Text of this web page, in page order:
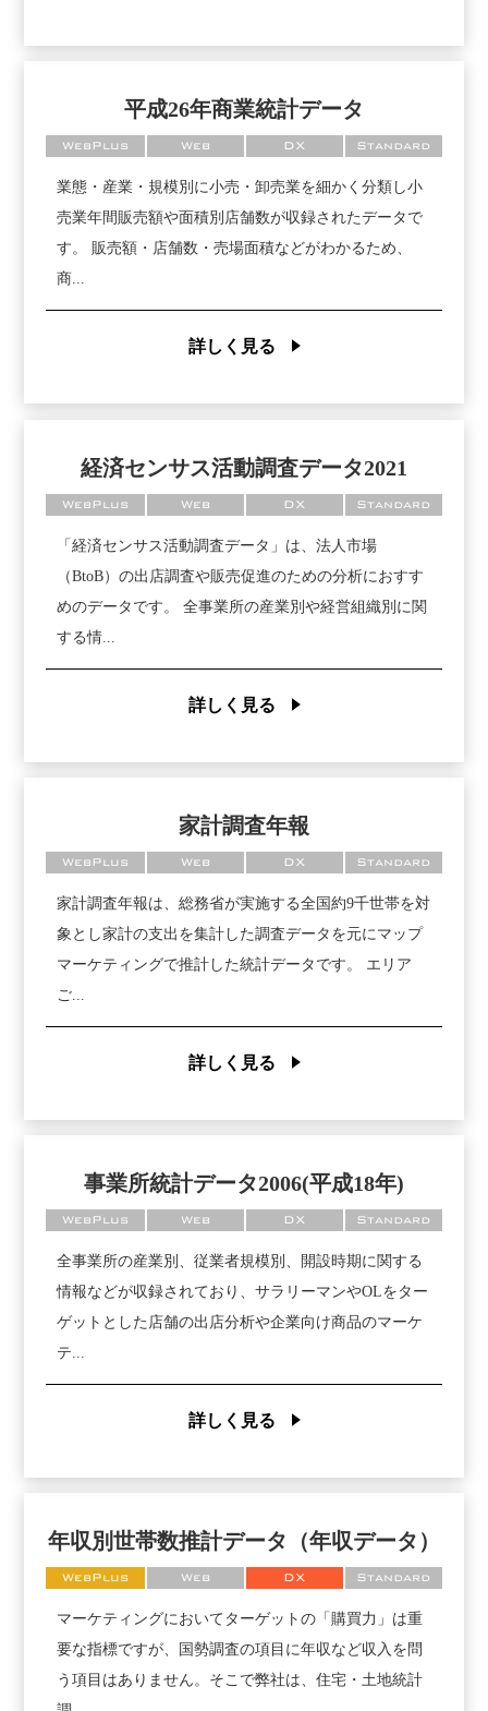
平成26年商業統計データ
WebPlus Web DX Standard
業態・産業・規模別に小売・卸売業を細かく分類し小
売業年間販売額や面積別店舗数が収録されたデータで
す。 販売額・店舗数・売場面積などがわかるため、
商...
詳しく見る
経済センサス活動調査データ2021
WebPlus Web DX Standard
「経済センサス活動調査データ」は、法人市場
（BtoB）の出店調査や販売促進のための分析におすす
めのデータです。 全事業所の産業別や経営組織別に関
する情...
詳しく見る
家計調査年報
WebPlus Web DX Standard
家計調査年報は、総務省が実施する全国約9千世帯を対
象とし家計の支出を集計した調査データを元にマップ
マーケティングで推計した統計データです。 エリア
ご...
詳しく見る
事業所統計データ2006(平成18年)
WebPlus Web DX Standard
全事業所の産業別、従業者規模別、開設時期に関する
情報などが収録されており、サラリーマンやOLをター
ゲットとした店舗の出店分析や企業向け商品のマーケ
テ...
詳しく見る
年収別世帯数推計データ（年収データ）
WebPlus Web DX Standard
マーケティングにおいてターゲットの「購買力」は重
要な指標ですが、国勢調査の項目に年収など収入を問
う項目はありません。そこで弊社は、住宅・土地統計